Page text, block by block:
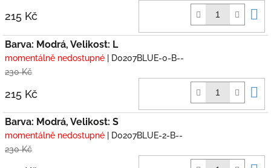
215 Kč
Barva: Modrá, Velikost: L
momentálně nedostupné
| D0207BLUE-0-B--
230 Kč
215 Kč
Barva: Modrá, Velikost: S
momentálně nedostupné
| D0207BLUE-2-B--
230 Kč